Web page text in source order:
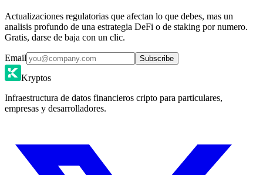
Actualizaciones regulatorias que afectan lo que debes, mas un
analisis profundo de una estrategia DeFi o de staking por numero.
Gratis, darse de baja con un clic.
Email Subscribe
Kryptos
Infraestructura de datos financieros cripto para particulares,
empresas y desarrolladores.